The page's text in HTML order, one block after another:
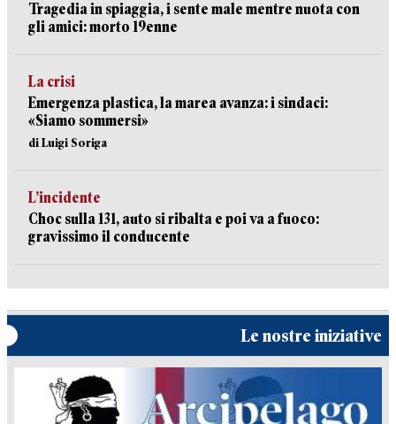
Tragedia in spiaggia, i sente male mentre nuota con
gli amici: morto 19enne
La crisi
Emergenza plastica, la marea avanza: i sindaci:
«Siamo sommersi»
di Luigi Soriga
L’incidente
Choc sulla 131, auto si ribalta e poi va a fuoco:
gravissimo il conducente
Le nostre iniziative